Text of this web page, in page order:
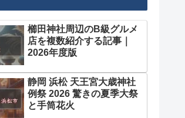
櫛田神社周辺のB級グルメ
店を複数紹介する記事｜
2026年度版
静岡 浜松 天王宮大歳神社
例祭 2026 驚きの夏季大祭
と手筒花火